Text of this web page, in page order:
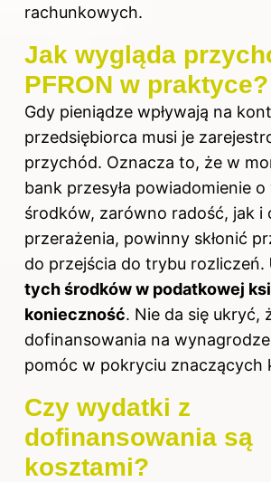
rachunkowych.
Jak wygląda
PFRON w praktyce?
Gdy pieniądze wpływają na
przedsiębiorca musi je
przychód. Oznacza to, że w
bank przesyła powiadomienie o
środków, zarówno radość, jak i
przerażenia, powinny skłonić
do przejścia do trybu rozliczeń.
tych środków w podatkowej
konieczność. Nie da się ukryć,
dofinansowania na
pomóc w pokryciu znaczących
Czy wydatki z
dofinansowania są
kosztami?